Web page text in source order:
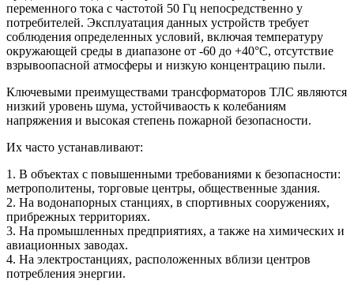
переменного тока с частотой 50 Гц непосредственно у
потребителей. Эксплуатация данных устройств требует
соблюдения определенных условий, включая температуру
окружающей среды в диапазоне от -60 до +40°С, отсутствие
взрывоопасной атмосферы и низкую концентрацию пыли.
Ключевыми преимуществами трансформаторов ТЛС являются
низкий уровень шума, устойчиваость к колебаниям
напряжения и высокая степень пожарной безопасности.
Их часто устанавливают:
1. В объектах с повышенными требованиями к безопасности:
метрополитены, торговые центры, общественные здания.
2. На водонапорных станциях, в спортивных сооружениях,
прибрежных территориях.
3. На промышленных предприятиях, а также на химических и
авиационных заводах.
4. На электростанциях, расположенных вблизи центров
потребления энергии.